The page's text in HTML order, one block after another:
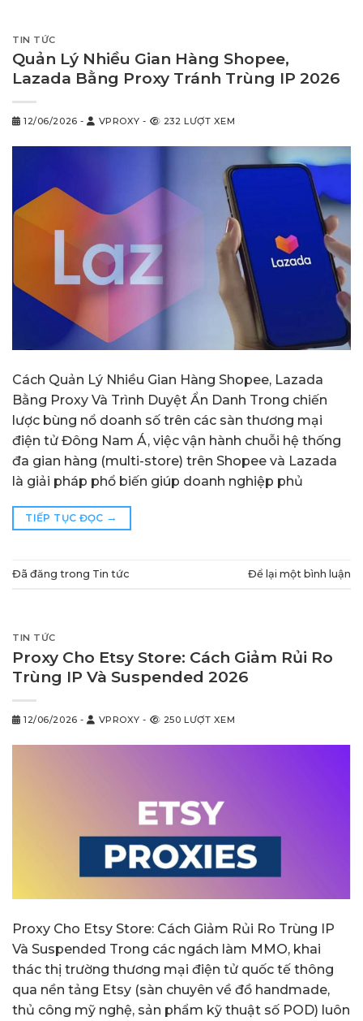
TIN TỨC
Quản Lý Nhiều Gian Hàng Shopee,
Lazada Bằng Proxy Tránh Trùng IP 2026
12/06/2026 - VPROXY - 232 LƯỢT XEM
Cách Quản Lý Nhiều Gian Hàng Shopee, Lazada
Bằng Proxy Và Trình Duyệt Ẩn Danh Trong chiến
lược bùng nổ doanh số trên các sàn thương mại
điện tử Đông Nam Á, việc vận hành chuỗi hệ thống
đa gian hàng (multi-store) trên Shopee và Lazada
là giải pháp phổ biến giúp doanh nghiệp phủ
TIẾP TỤC ĐỌC →
Đã đăng trong Tin tức Để lại một bình luận
TIN TỨC
Proxy Cho Etsy Store: Cách Giảm Rủi Ro
Trùng IP Và Suspended 2026
12/06/2026 - VPROXY - 250 LƯỢT XEM
Proxy Cho Etsy Store: Cách Giảm Rủi Ro Trùng IP
Và Suspended Trong các ngách làm MMO, khai
thác thị trường thương mại điện tử quốc tế thông
qua nền tảng Etsy (sàn chuyên về đồ handmade,
thủ công mỹ nghệ, sản phẩm kỹ thuật số POD) luôn